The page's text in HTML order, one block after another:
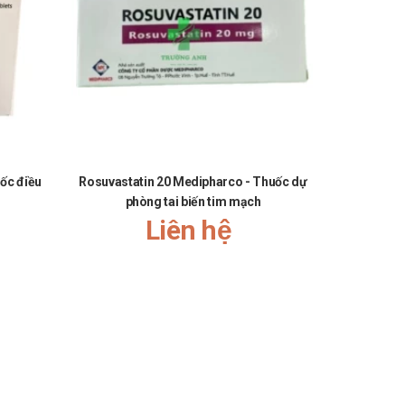
giải đáp thắc mắc về giá.
điều
Rosuvastatin 20 Medipharco - Thuốc dự
phòng tai biến tim mạch
Liên hệ